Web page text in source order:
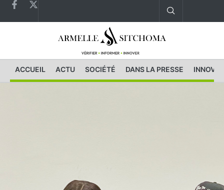
ACCUEIL ACTU SOCIÉTÉ DANS LA PRESSE